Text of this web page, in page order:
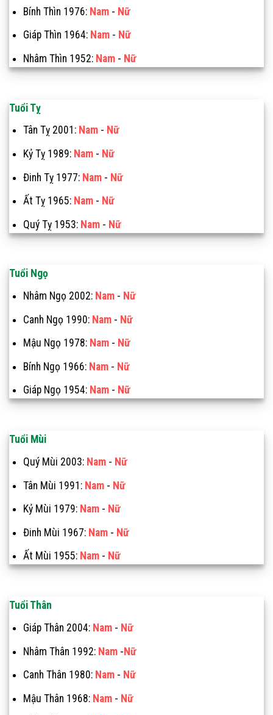
Bính Thìn 1976: Nam- Nữ
Giáp Thìn 1964: Nam- Nữ
Nhâm Thìn 1952: Nam- Nữ
Tuổi Tỵ
Tân Tỵ 2001: Nam- Nữ
Kỷ Tỵ 1989: Nam- Nữ
Đinh Tỵ 1977: Nam- Nữ
Ất Tỵ 1965: Nam- Nữ
Quý Tỵ 1953: Nam- Nữ
Tuổi Ngọ
Nhâm Ngọ 2002: Nam- Nữ
Canh Ngọ 1990: Nam- Nữ
Mậu Ngọ 1978: Nam- Nữ
Bính Ngọ 1966: Nam- Nữ
Giáp Ngọ 1954: Nam- Nữ
Tuổi Mùi
Quý Mùi 2003: Nam- Nữ
Tân Mùi 1991: Nam- Nữ
Kỷ Mùi 1979: Nam- Nữ
Đinh Mùi 1967: Nam- Nữ
Ất Mùi 1955: Nam- Nữ
Tuổi Thân
Giáp Thân 2004: Nam- Nữ
Nhâm Thân 1992: Nam-Nữ
Canh Thân 1980: Nam- Nữ
Mậu Thân 1968: Nam- Nữ